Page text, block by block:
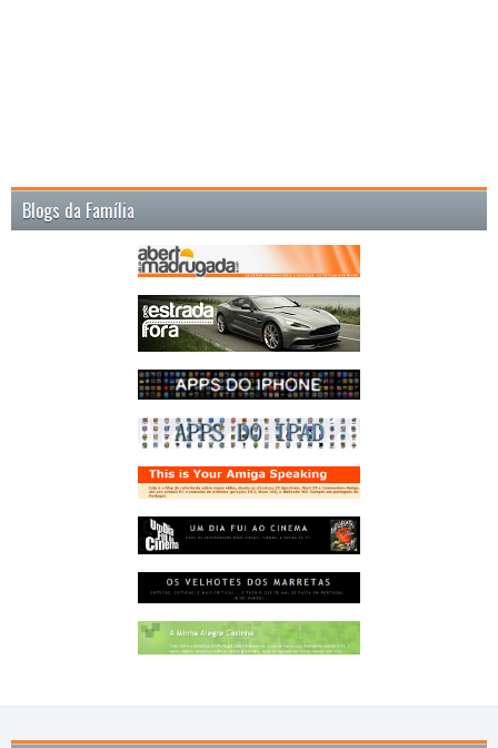
Blogs da Família